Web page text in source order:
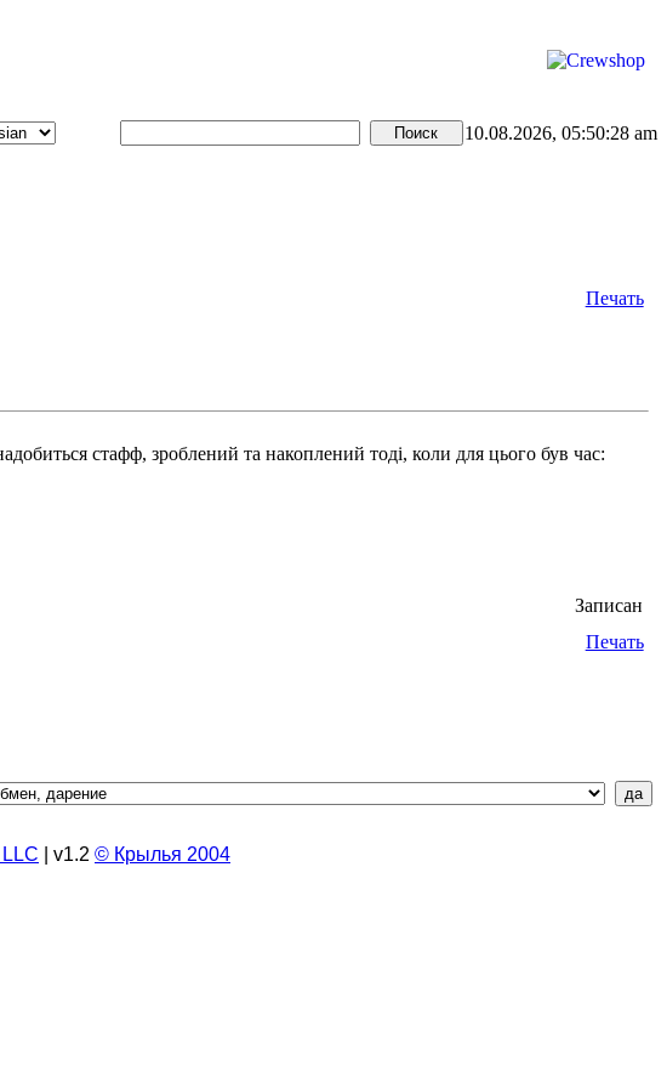
10.08.2026, 05:50:28 am
Печать
стафф, зроблений та накоплений тоді, коли для цього був час:
Записан
Печать
| v1.2 © Крылья 2004